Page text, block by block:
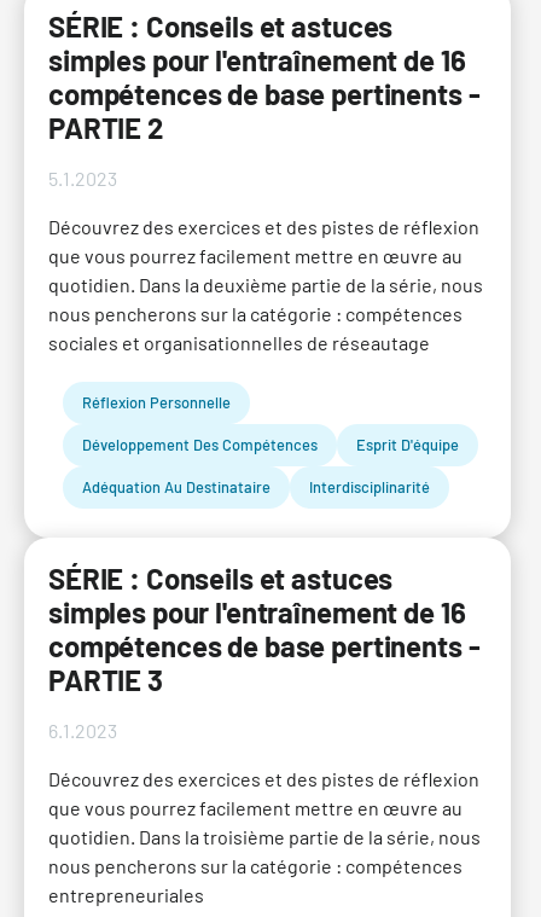
SÉRIE : Conseils et astuces
simples pour l'entraînement de 16
compétences de base pertinents -
PARTIE 2
5.1.2023
Découvrez des exercices et des pistes de réflexion
que vous pourrez facilement mettre en œuvre au
quotidien. Dans la deuxième partie de la série, nous
nous pencherons sur la catégorie : compétences
sociales et organisationnelles de réseautage
Réflexion Personnelle
Développement Des Compétences Esprit D'équipe
Adéquation Au Destinataire Interdisciplinarité
SÉRIE : Conseils et astuces
simples pour l'entraînement de 16
compétences de base pertinents -
PARTIE 3
6.1.2023
Découvrez des exercices et des pistes de réflexion
que vous pourrez facilement mettre en œuvre au
quotidien. Dans la troisième partie de la série, nous
nous pencherons sur la catégorie : compétences
entrepreneuriales